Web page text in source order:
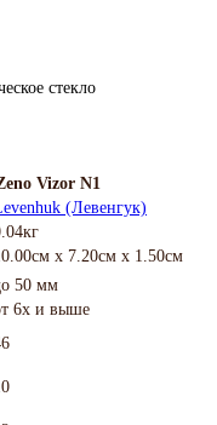
стекло
Vizor N1
(Левенгук)
x 7.20см x 1.50см
50 мм
6х и выше